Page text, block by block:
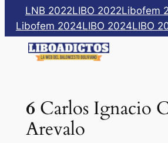
Saltar
contenido
LNB 2022LIBO 2022Libofem
Libofem 2024LIBO 2024LIBO
6 Carlos Ignacio
Arevalo